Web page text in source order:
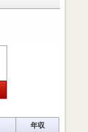
年収